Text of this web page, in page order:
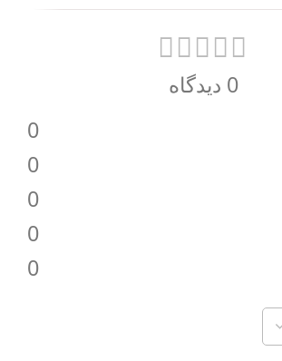
0 دیدگاه
0
0
0
0
0